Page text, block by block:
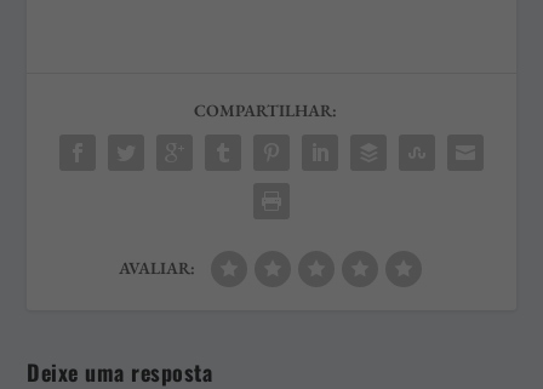
COMPARTILHAR:
AVALIAR:
Deixe uma resposta